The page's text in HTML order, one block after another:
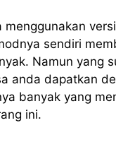
menggunakan
sendiri
Namun yang
anda dapatkan
banyak yang
ini.